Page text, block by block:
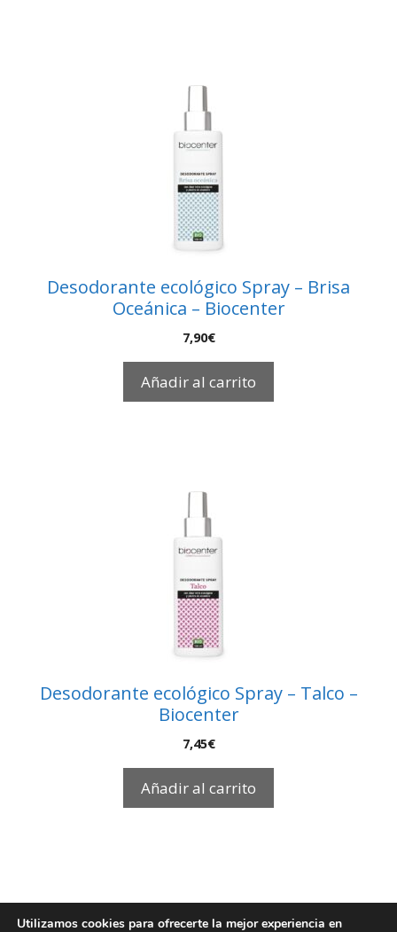
Desodorante ecológico Spray – Brisa
Oceánica – Biocenter
7,90€
Añadir al carrito
Desodorante ecológico Spray – Talco –
Biocenter
7,45€
Añadir al carrito
Utilizamos cookies para ofrecerte la mejor experiencia en